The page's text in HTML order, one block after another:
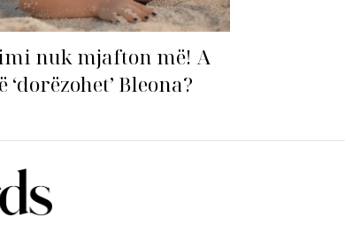
nuk mjafton më! A
‘dorëzohet’ Bleona?